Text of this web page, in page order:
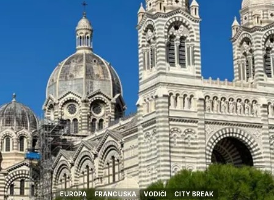
EUROPA
FRANCUSKA
VODIČI
CITY BREAK